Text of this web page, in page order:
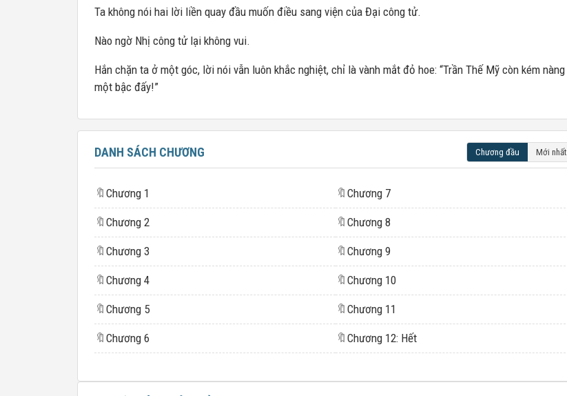
Ta không nói hai lời liền quay đầu muốn điều sang viện của Đại công tử.
Nào ngờ Nhị công tử lại không vui.
Hắn chặn ta ở một góc, lời nói vẫn luôn khắc nghiệt, chỉ là vành mắt đỏ hoe: “Trần Thế Mỹ còn kém nàng
một bậc đấy!”
DANH SÁCH CHƯƠNG Chương đầu Mới nhất
🔖 Chương 1
🔖 Chương 2
🔖 Chương 3
🔖 Chương 4
🔖 Chương 5
🔖 Chương 6
🔖 Chương 7
🔖 Chương 8
🔖 Chương 9
🔖 Chương 10
🔖 Chương 11
🔖 Chương 12: Hết